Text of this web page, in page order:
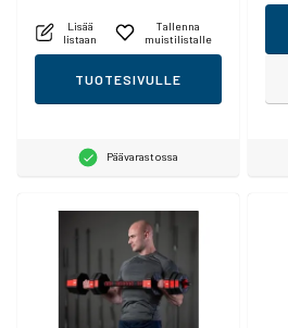
Lisää
listaan
Tallenna
muistilistalle
TUOTESIVULLE
Päävarastossa